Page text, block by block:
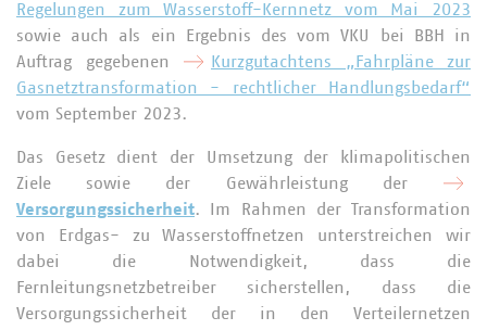
Regelungen zum Wasserstoff-Kernnetz vom Mai 2023
sowie auch als ein Ergebnis des vom VKU bei BBH in
Auftrag gegebenen
Kurzgutachtens „Fahrpläne zur
Gasnetztransformation - rechtlicher Handlungsbedarf“
vom September 2023.
Das Gesetz dient der Umsetzung der klimapolitischen
Ziele sowie der Gewährleistung der
Versorgungssicherheit. Im Rahmen der Transformation
von Erdgas- zu Wasserstoffnetzen unterstreichen wir
dabei die Notwendigkeit, dass die
Fernleitungsnetzbetreiber sicherstellen, dass die
Versorgungssicherheit der in den Verteilernetzen